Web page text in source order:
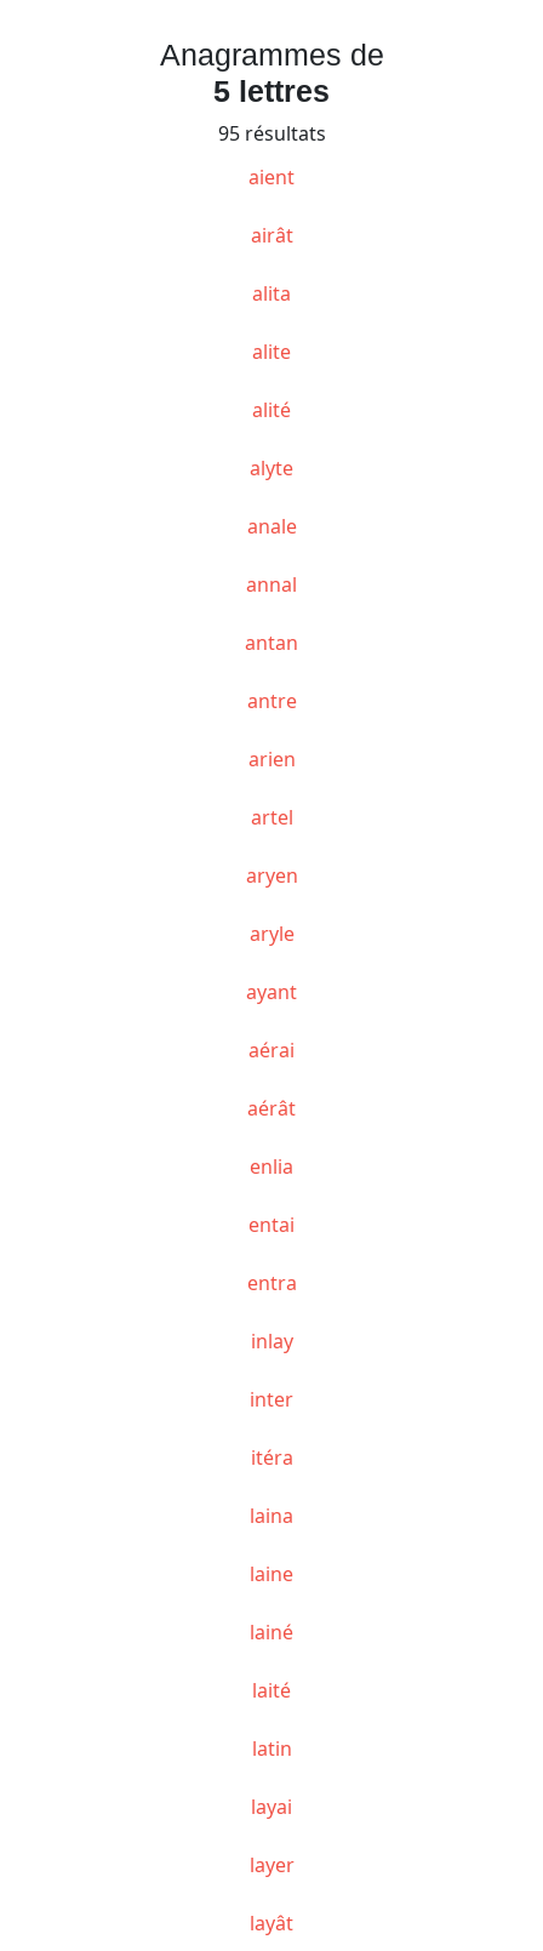
Anagrammes de
5 lettres
95 résultats
aient
airât
alita
alite
alité
alyte
anale
annal
antan
antre
arien
artel
aryen
aryle
ayant
aérai
aérât
enlia
entai
entra
inlay
inter
itéra
laina
laine
lainé
laité
latin
layai
layer
layât